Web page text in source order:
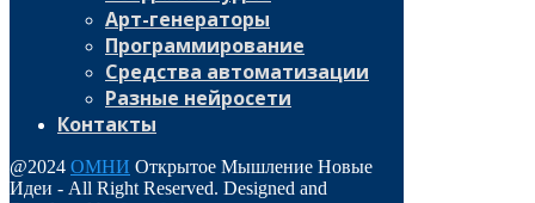
Арт-генераторы
Программирование
Средства автоматизации
Разные нейросети
Контакты
@2024 ОМНИ Открытое Мышление Новые
Идеи - All Right Reserved. Designed and